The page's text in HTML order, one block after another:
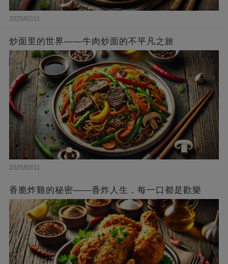
2025/02/11
炒面里的世界——牛肉炒面的不平凡之旅
2025/02/11
香脆炸雞的秘密——香炸人生，每一口都是歡樂